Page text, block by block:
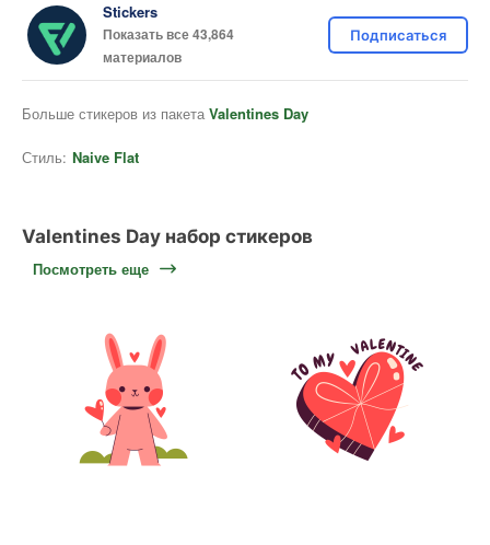
Stickers
Показать все 43,864
материалов
Подписаться
Больше стикеров из пакета Valentines Day
Стиль: Naive Flat
Valentines Day набор стикеров
Посмотреть еще